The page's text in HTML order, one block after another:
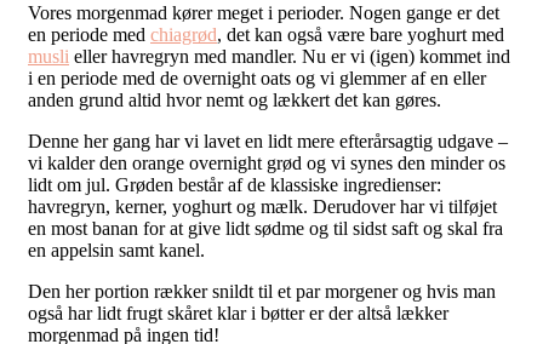
Vores morgenmad kører meget i perioder. Nogen gange er det
en periode med chiagrød, det kan også være bare yoghurt med
musli eller havregryn med mandler. Nu er vi (igen) kommet ind
i en periode med de overnight oats og vi glemmer af en eller
anden grund altid hvor nemt og lækkert det kan gøres.
Denne her gang har vi lavet en lidt mere efterårsagtig udgave –
vi kalder den orange overnight grød og vi synes den minder os
lidt om jul. Grøden består af de klassiske ingredienser:
havregryn, kerner, yoghurt og mælk. Derudover har vi tilføjet
en most banan for at give lidt sødme og til sidst saft og skal fra
en appelsin samt kanel.
Den her portion rækker snildt til et par morgener og hvis man
også har lidt frugt skåret klar i bøtter er der altså lækker
morgenmad på ingen tid!